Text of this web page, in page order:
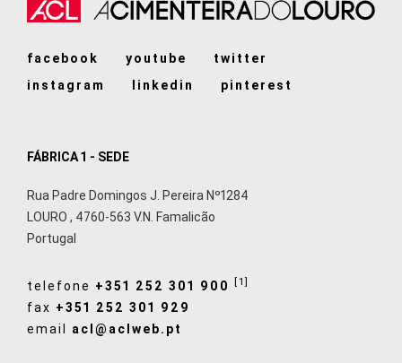
facebook youtube
twitter
instagram
linkedin pinterest
FÁBRICA 1 - SEDE
Rua Padre Domingos J. Pereira Nº1284
LOURO , 4760-563 V.N. Famalicão
Portugal
telefone +351 252 301 900 [1]
fax +351 252 301 929
email acl@aclweb.pt